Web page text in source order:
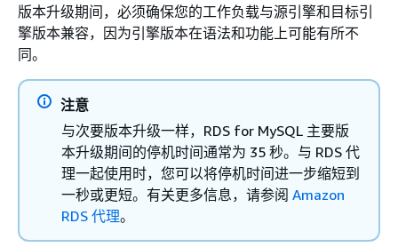
版本升级期间，必须确保您的工作负载与源引擎和目标引
擎版本兼容，因为引擎版本在语法和功能上可能有所不
同。
注意
与次要版本升级一样，RDS for MySQL 主要版
本升级期间的停机时间通常为 35 秒。与 RDS 代
理一起使用时，您可以将停机时间进一步缩短到
一秒或更短。有关更多信息，请参阅 Amazon
RDS 代理。